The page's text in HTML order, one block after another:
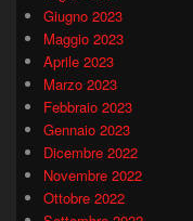
Giugno 2023
Maggio 2023
Aprile 2023
Marzo 2023
Febbraio 2023
Gennaio 2023
Dicembre 2022
Novembre 2022
Ottobre 2022